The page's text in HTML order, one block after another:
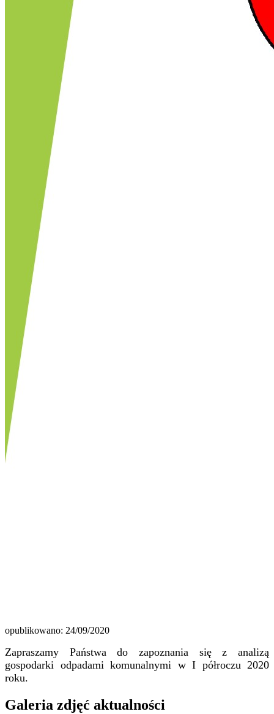
opublikowano: 24/09/2020
Zapraszamy Państwa do zapoznania się z analizą
gospodarki odpadami komunalnymi w I półroczu 2020
roku.
Galeria zdjęć aktualności